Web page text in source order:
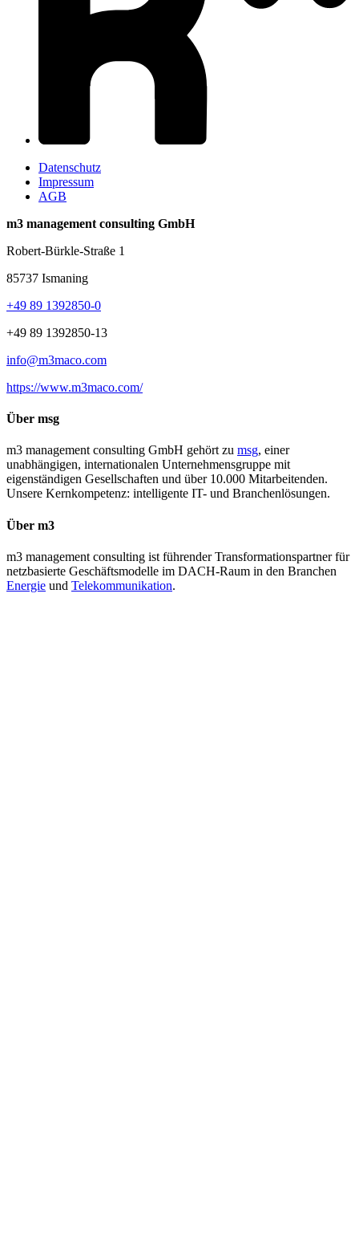
Datenschutz
Impressum
AGB
m3 management consulting GmbH
Robert-Bürkle-Straße 1
85737 Ismaning
+49 89 1392850-0
+49 89 1392850-13
info@m3maco.com
https://www.m3maco.com/
Über msg
m3 management consulting GmbH gehört zu msg, einer
unabhängigen, internationalen Unternehmensgruppe mit
eigenständigen Gesellschaften und über 10.000 Mitarbeitenden.
Unsere Kernkompetenz: intelligente IT- und Branchenlösungen.
Über m3
m3 management consulting ist führender Transformationspartner für
netzbasierte Geschäftsmodelle im DACH-Raum in den Branchen
Energie und Telekommunikation.